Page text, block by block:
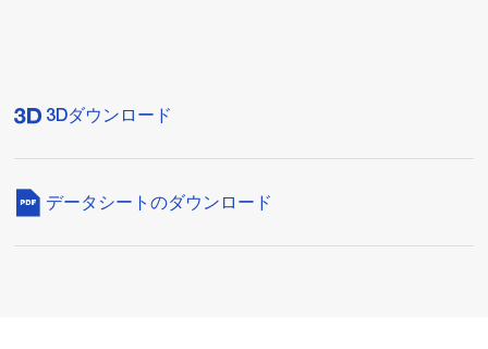
3Dダウンロード
データシートのダウンロード